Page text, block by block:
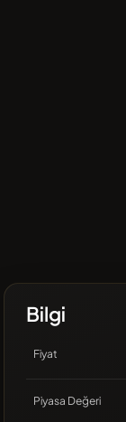
Bilgi
Fiyat
Piyasa Değeri